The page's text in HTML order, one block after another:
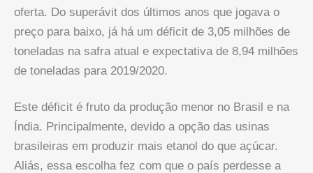
oferta. Do superávit dos últimos anos que jogava o
preço para baixo, já há um déficit de 3,05 milhões de
toneladas na safra atual e expectativa de 8,94 milhões
de toneladas para 2019/2020.
Este déficit é fruto da produção menor no Brasil e na
Índia. Principalmente, devido a opção das usinas
brasileiras em produzir mais etanol do que açúcar.
Aliás, essa escolha fez com que o país perdesse a